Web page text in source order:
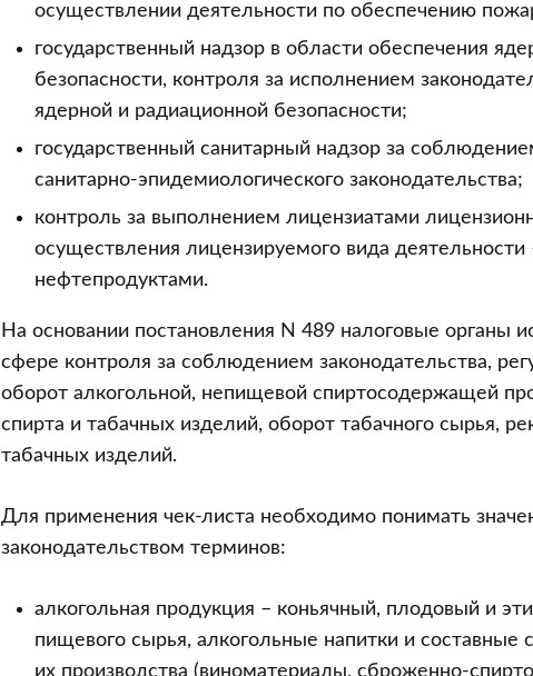
осуществлении деятельности по обеспечению
государственный надзор в области обеспечения
безопасности, контроля за исполнением
ядерной и радиационной безопасности;
государственный санитарный надзор за
санитарно-эпидемиологического законодательства;
контроль за выполнением лицензиатами
осуществления лицензируемого вида деятельности
нефтепродуктами.
На основании постановления N 489 налоговые органы
сфере контроля за соблюдением законодательства,
оборот алкогольной, непищевой спиртосодержащей
спирта и табачных изделий, оборот табачного сырья,
табачных изделий.
Для применения чек-листа необходимо понимать
законодательством терминов:
алкогольная продукция – коньячный, плодовый и
пищевого сырья, алкогольные напитки и
их производства (виноматериалы, сброженно-